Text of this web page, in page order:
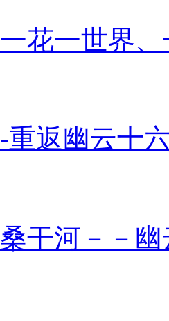
一花一世界
重返幽云十
干河－－